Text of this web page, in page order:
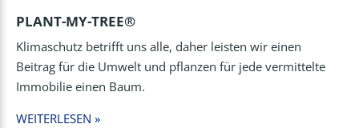
PLANT-MY-TREE®
Klimaschutz betrifft uns alle, daher leisten wir einen
Beitrag für die Umwelt und pflanzen für jede vermittelte
Immobilie einen Baum.
WEITERLESEN »